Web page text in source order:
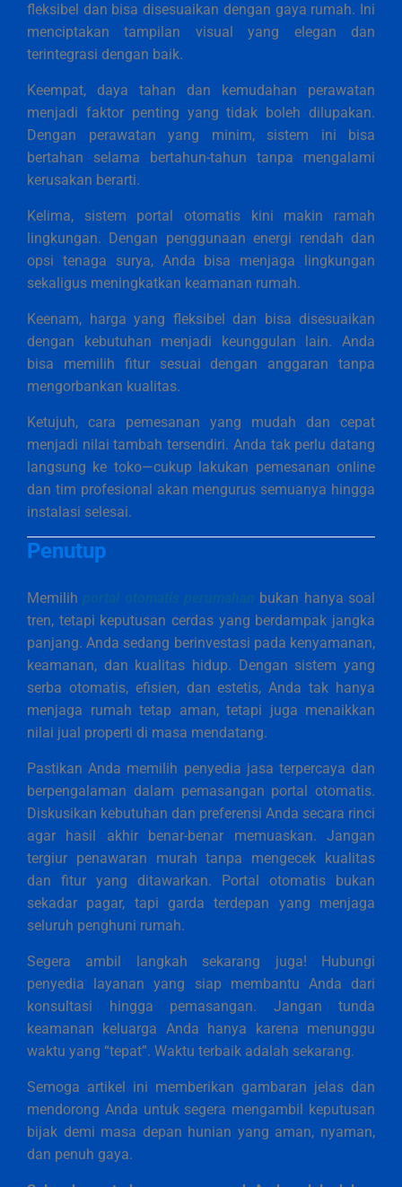
fleksibel dan bisa disesuaikan dengan gaya rumah. Ini
menciptakan tampilan visual yang elegan dan
terintegrasi dengan baik.
Keempat, daya tahan dan kemudahan perawatan
menjadi faktor penting yang tidak boleh dilupakan.
Dengan perawatan yang minim, sistem ini bisa
bertahan selama bertahun-tahun tanpa mengalami
kerusakan berarti.
Kelima, sistem portal otomatis kini makin ramah
lingkungan. Dengan penggunaan energi rendah dan
opsi tenaga surya, Anda bisa menjaga lingkungan
sekaligus meningkatkan keamanan rumah.
Keenam, harga yang fleksibel dan bisa disesuaikan
dengan kebutuhan menjadi keunggulan lain. Anda
bisa memilih fitur sesuai dengan anggaran tanpa
mengorbankan kualitas.
Ketujuh, cara pemesanan yang mudah dan cepat
menjadi nilai tambah tersendiri. Anda tak perlu datang
langsung ke toko—cukup lakukan pemesanan online
dan tim profesional akan mengurus semuanya hingga
instalasi selesai.
Penutup
Memilih portal otomatis perumahan bukan hanya soal
tren, tetapi keputusan cerdas yang berdampak jangka
panjang. Anda sedang berinvestasi pada kenyamanan,
keamanan, dan kualitas hidup. Dengan sistem yang
serba otomatis, efisien, dan estetis, Anda tak hanya
menjaga rumah tetap aman, tetapi juga menaikkan
nilai jual properti di masa mendatang.
Pastikan Anda memilih penyedia jasa terpercaya dan
berpengalaman dalam pemasangan portal otomatis.
Diskusikan kebutuhan dan preferensi Anda secara rinci
agar hasil akhir benar-benar memuaskan. Jangan
tergiur penawaran murah tanpa mengecek kualitas
dan fitur yang ditawarkan. Portal otomatis bukan
sekadar pagar, tapi garda terdepan yang menjaga
seluruh penghuni rumah.
Segera ambil langkah sekarang juga! Hubungi
penyedia layanan yang siap membantu Anda dari
konsultasi hingga pemasangan. Jangan tunda
keamanan keluarga Anda hanya karena menunggu
waktu yang “tepat”. Waktu terbaik adalah sekarang.
Semoga artikel ini memberikan gambaran jelas dan
mendorong Anda untuk segera mengambil keputusan
bijak demi masa depan hunian yang aman, nyaman,
dan penuh gaya.